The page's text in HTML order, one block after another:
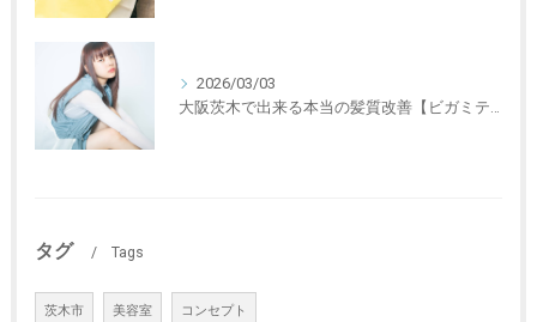
2026/03/03
大阪茨木で出来る本当の髪質改善【ビガミテンセイ】〜髪のデトックス〜
タグ Tags
茨木市 美容室 コンセプト